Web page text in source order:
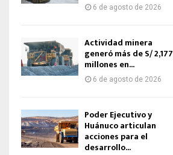
6 de agosto de 2026
Actividad minera
generó más de S/ 2,177
millones en...
6 de agosto de 2026
Poder Ejecutivo y
Huánuco articulan
acciones para el
desarrollo...